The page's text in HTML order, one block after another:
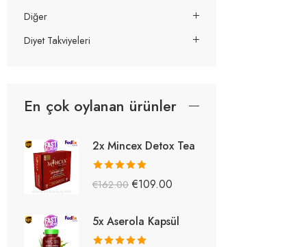
Diğer
Diyet Takviyeleri
En çok oylanan ürünler
2x Mincex Detox Tea
5 üzerinden
€162.00 €109.00
5x Aserola Kapsül